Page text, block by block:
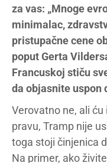
za vas: „Mnoge
minimalac,
pristupačne cene
poput Gerta
Francuskoj stiču
da objasnite uspon
Verovatno ne, ali
pravu, Tramp nije
toga stoji činjenica
Na primer, ako